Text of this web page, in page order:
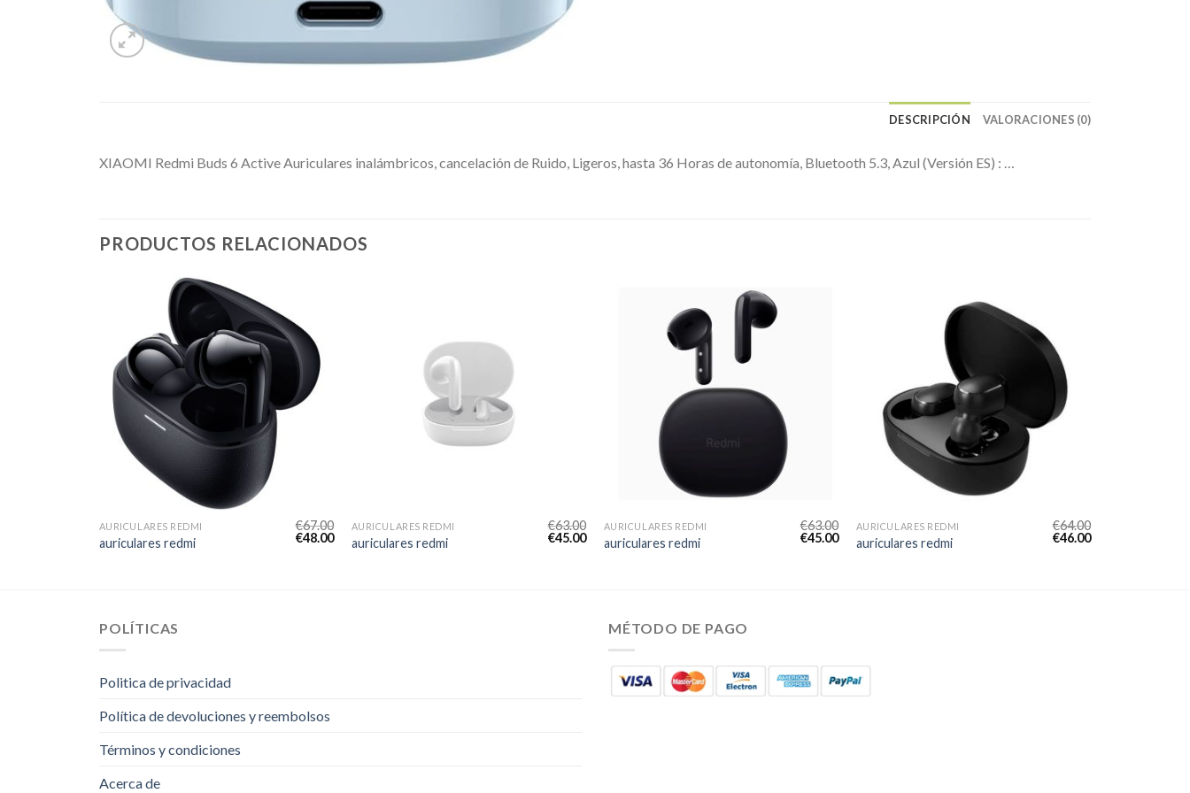
DESCRIPCIÓN VALORACIONES (0)
XIAOMI Redmi Buds 6 Active Auriculares inalámbricos, cancelación de Ruido, Ligeros, hasta 36 Horas de autonomía, Bluetooth 5.3, Azul (Versión ES) : …
PRODUCTOS RELACIONADOS
AURICULARES REDMI
auriculares redmi
€67.00
€48.00
AURICULARES REDMI
auriculares redmi
€63.00
€45.00
AURICULARES REDMI
auriculares redmi
€63.00
€45.00
AURICULARES REDMI
auriculares redmi
€64.00
€46.00
POLÍTICAS
Politica de privacidad
Política de devoluciones y reembolsos
Términos y condiciones
Acerca de
MÉTODO DE PAGO